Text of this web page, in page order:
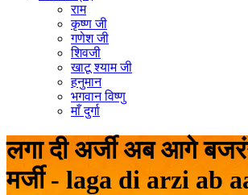
राम
कृष्ण जी
गणेश जी
शिवजी
खाटू श्याम जी
हनुमान
भगवान विष्णु
माँ दुर्गा
लगा दी अर्जी अब आगे
मर्जी - laga di arzi ab